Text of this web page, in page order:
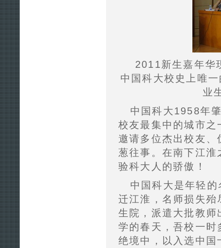
2011新生嘉年华
中国科大校史上唯
业
中国科大1958年
校友最集中的城市
邀请多位杰出校友
葱往事。在南下江
验科大人的骄傲！
中国科大是年轻
迁江淮，名师损失
生院，派遣大批教
学的春天，吾校一
绝境中，以入选中